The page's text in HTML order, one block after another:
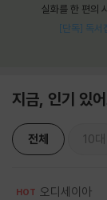
실화를 한 편의
[단독] 독서
지금, 인기 있
전체 10대
HOT 오디세이아